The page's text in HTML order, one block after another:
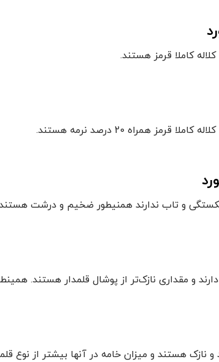
کاملا قرمز هستند.
همراه 20 درصد نرمه هستند.
شکستگی و تاب ندارند همنیطور ضخیم و درشت
و مقداری نازک‌تر از پوشال قلمدار هستند.
و نازک هستند و میزان خامه در آنها بیشتر از نوع